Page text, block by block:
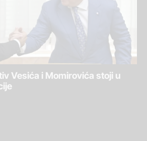
Vesića i Momirovića stoji u